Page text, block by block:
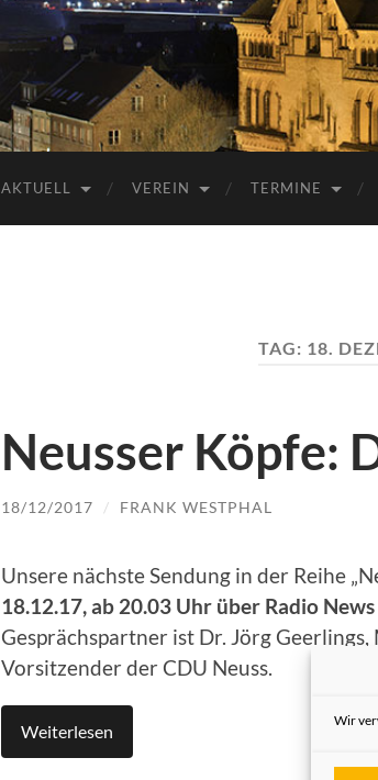
Wir
AKTUELL VEREIN TERMINE
TAG: 18.
Neusser Köpfe:
18/12/2017 / FRANK WESTPHAL
Unsere nächste Sendung in der Reihe
18.12.17, ab 20.03 Uhr über Radio
Gesprächspartner ist Dr. Jörg
Vorsitzender der CDU Neuss.
Weiterlesen